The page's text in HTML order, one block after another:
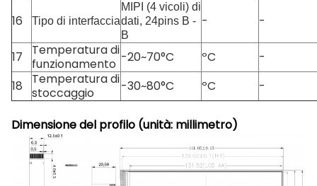
16 Tipo di interfaccia
MIPI (4 vicoli) di
dati, 24pins B -
B
- -
17
Temperatura di
funzionamento -20~70°C ºC
-
18
Temperatura di
stoccaggio
-30~80°C ºC -
Dimensione del profilo (unità: millimetro)